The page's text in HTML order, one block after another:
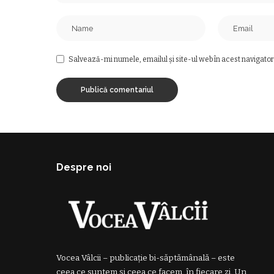
Salvează-mi numele, emailul și site-ul web în acest
Despre noi
Vocea Vâlcii – publicație bi-săptămânală – este
ceea ce suntem și ceea ce facem, în fiecare zi. Un